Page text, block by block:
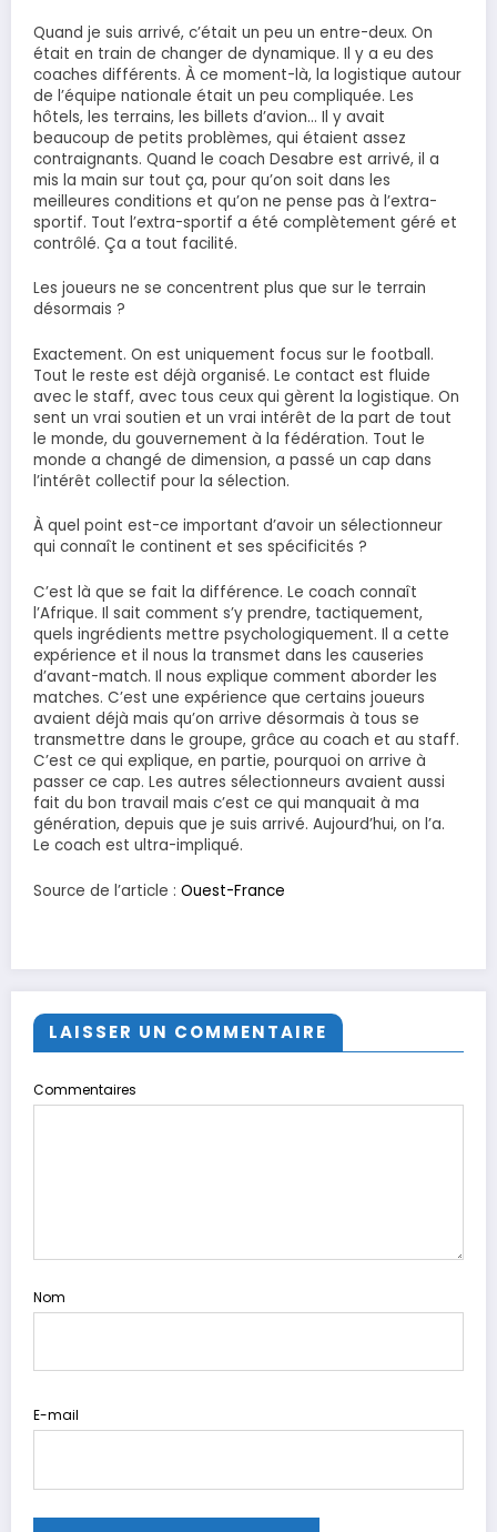
Quand je suis arrivé, c’était un peu un entre-deux. On
était en train de changer de dynamique. Il y a eu des
coaches différents. À ce moment-là, la logistique autour
de l’équipe nationale était un peu compliquée. Les
hôtels, les terrains, les billets d’avion… Il y avait
beaucoup de petits problèmes, qui étaient assez
contraignants. Quand le coach Desabre est arrivé, il a
mis la main sur tout ça, pour qu’on soit dans les
meilleures conditions et qu’on ne pense pas à l’extra-
sportif. Tout l’extra-sportif a été complètement géré et
contrôlé. Ça a tout facilité.
Les joueurs ne se concentrent plus que sur le terrain
désormais ?
Exactement. On est uniquement focus sur le football.
Tout le reste est déjà organisé. Le contact est fluide
avec le staff, avec tous ceux qui gèrent la logistique. On
sent un vrai soutien et un vrai intérêt de la part de tout
le monde, du gouvernement à la fédération. Tout le
monde a changé de dimension, a passé un cap dans
l’intérêt collectif pour la sélection.
À quel point est-ce important d’avoir un sélectionneur
qui connaît le continent et ses spécificités ?
C’est là que se fait la différence. Le coach connaît
l’Afrique. Il sait comment s’y prendre, tactiquement,
quels ingrédients mettre psychologiquement. Il a cette
expérience et il nous la transmet dans les causeries
d’avant-match. Il nous explique comment aborder les
matches. C’est une expérience que certains joueurs
avaient déjà mais qu’on arrive désormais à tous se
transmettre dans le groupe, grâce au coach et au staff.
C’est ce qui explique, en partie, pourquoi on arrive à
passer ce cap. Les autres sélectionneurs avaient aussi
fait du bon travail mais c’est ce qui manquait à ma
génération, depuis que je suis arrivé. Aujourd’hui, on l’a.
Le coach est ultra-impliqué.
Source de l’article : Ouest-France
LAISSER UN COMMENTAIRE
Commentaires
Nom
E-mail